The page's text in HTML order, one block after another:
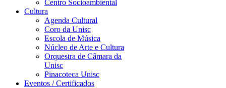
Centro Socioambiental
Cultura
Agenda Cultural
Coro da Unisc
Escola de Música
Núcleo de Arte e Cultura
Orquestra de Câmara da
Unisc
Pinacoteca Unisc
Eventos / Certificados